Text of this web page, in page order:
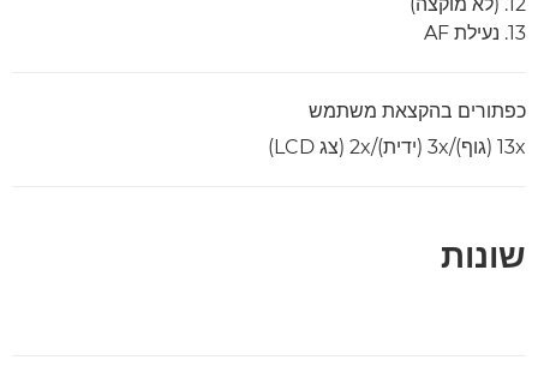
13. נעילת AF
כפתורים בהקצאת משתמש
13x (גוף)/3x (ידית)/2x (צג LCD)
שונות